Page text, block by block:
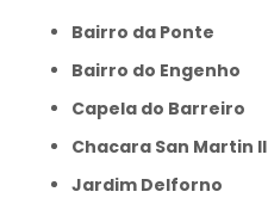
Bairro da Ponte
Bairro do Engenho
Capela do Barreiro
Chacara San Martin II
Jardim Delforno